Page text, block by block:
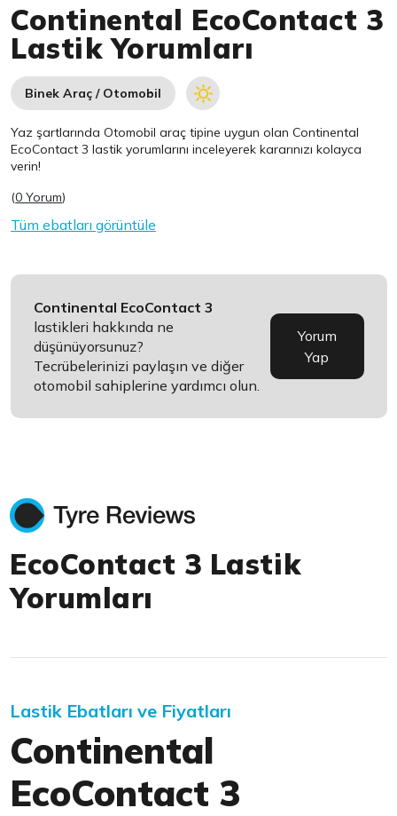
Continental EcoContact 3
Lastik Yorumları
Binek Araç / Otomobil
Yaz şartlarında Otomobil araç tipine uygun olanContinental
EcoContact 3 lastik yorumlarını inceleyerek kararınızı kolayca
verin!
(0 Yorum)
Tüm ebatları görüntüle
Continental EcoContact 3
lastikleri hakkında ne
düşünüyorsunuz?
Tecrübelerinizi paylaşın ve diğer
otomobil sahiplerine yardımcı olun.
Yorum
Yap
EcoContact 3 Lastik
Yorumları
Lastik Ebatları ve Fiyatları
Continental
EcoContact 3